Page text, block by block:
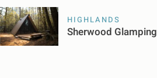
HIGHLANDS
Sherwood Glamping